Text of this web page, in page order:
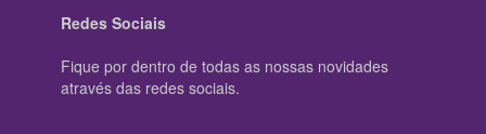
Redes Sociais
Fique por dentro de todas as nossas novidades
através das redes sociais.